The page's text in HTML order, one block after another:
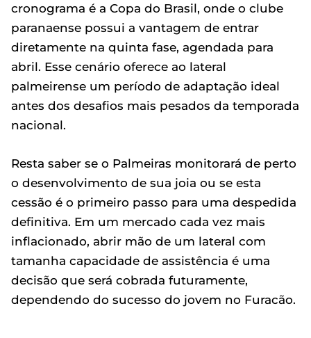
cronograma é a Copa do Brasil, onde o clube
paranaense possui a vantagem de entrar
diretamente na quinta fase, agendada para
abril. Esse cenário oferece ao lateral
palmeirense um período de adaptação ideal
antes dos desafios mais pesados da temporada
nacional.
Resta saber se o Palmeiras monitorará de perto
o desenvolvimento de sua joia ou se esta
cessão é o primeiro passo para uma despedida
definitiva. Em um mercado cada vez mais
inflacionado, abrir mão de um lateral com
tamanha capacidade de assistência é uma
decisão que será cobrada futuramente,
dependendo do sucesso do jovem no Furacão.